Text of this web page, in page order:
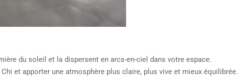
du soleil et la dispersent en arcs-en-ciel dans votre espace.
et apporter une atmosphère plus claire, plus vive et mieux équilibrée.